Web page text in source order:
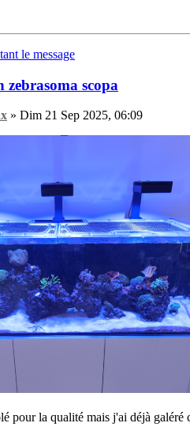
le message
scopa
» Dim 21 Sep 2025, 06:09
pour la qualité mais j'ai déjà galéré